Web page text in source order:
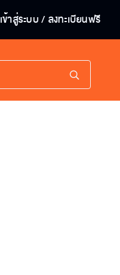
เข้าสู่ระบบ / ลงทะเบียนฟรี